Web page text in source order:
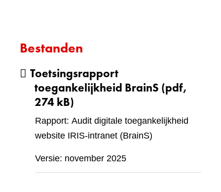
Bestanden
Toetsingsrapport
toegankelijkheid BrainS (pdf,
274 kB)
Rapport: Audit digitale toegankelijkheid
website IRIS-intranet (BrainS)
Versie: november 2025